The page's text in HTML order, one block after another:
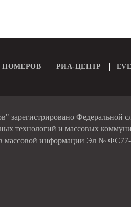
НОМЕРОВ РИА-ЦЕНТР
зарегистрировано Федеральной
технологий и массовых
массовой информации Эл №